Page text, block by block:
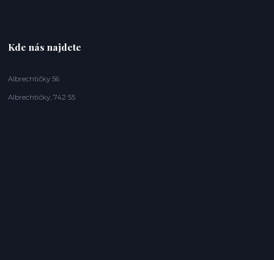
Kde nás najdete
Albrechtičky 56
Albrechtičky, 742 55